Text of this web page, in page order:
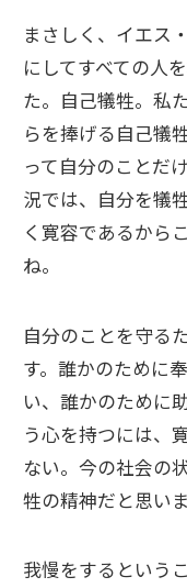
まさしく、イエス
にしてすべての人
た。自己犠牲。私
らを捧げる自己犠
って自分のことだ
況では、自分を犠
く寛容であるから
ね。
自分のことを守る
す。誰かのために
い、誰かのため
う心を持つには、
ない。今の社会の
牲の精神だと思いま
我慢をするという